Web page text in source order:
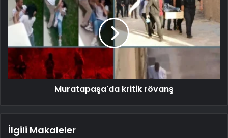
Muratapaşa'da kritik rövanş
İlgili Makaleler